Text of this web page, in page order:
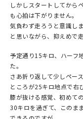
しかしスタートしてから
も心拍は下がりません。
気負わず走ろうと意識し
と思いながら、抑えめで走
予定通り15キロ、ハーフ
た。
さあ折り返して少しペー
ところが25キロ地点で右
膝が抜ける感覚、初めての
30キロを過ぎて、このま